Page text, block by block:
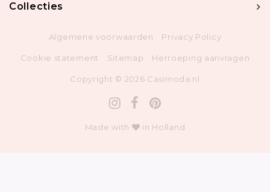
Collecties
Algemene voorwaarden Privacy Policy
Cookie statement Sitemap Herroeping aanvragen
Copyright © 2026 Casimoda.nl
Made with in Holland